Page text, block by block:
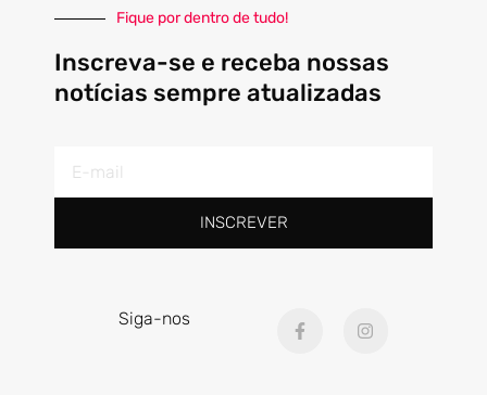
Fique por dentro de tudo!
Inscreva-se e receba nossas
notícias sempre atualizadas
mail
INSCREVER
Siga-nos
a
n